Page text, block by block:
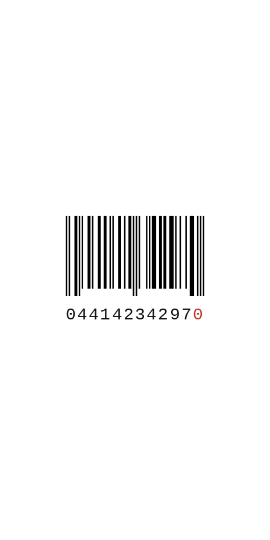
044142342970